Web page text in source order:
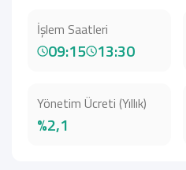
İşlem Saatleri
09:15 13:30
Yönetim Ücreti (Yıllık)
%2,1